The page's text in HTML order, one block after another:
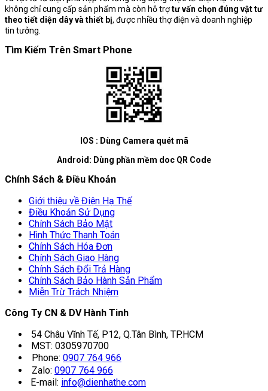
không chỉ cung cấp sản phẩm mà còn hỗ trợtư vấn chọn đúng vật tư
theo tiết diện dây và thiết bị, được nhiều thợ điện và doanh nghiệp
tin tưởng.
Tìm Kiếm Trên Smart Phone
IOS : Dùng Camera quét mã
Android: Dùng phần mềm doc QR Code
Chính Sách & Điều Khoản
Giới thiệu về Điện Hạ Thế
Điều Khoản Sử Dụng
Chính Sách Bảo Mật
Hình Thức Thanh Toán
Chính Sách Hóa Đơn
Chính Sách Giao Hàng
Chính Sách Đổi Trả Hàng
Chính Sách Bảo Hành Sản Phẩm
Miễn Trừ Trách Nhiệm
Công Ty CN & DV Hành Tinh
54 Châu Vĩnh Tế, P12, Q.Tân Bình, TP.HCM
MST: 0305970700
Phone: 0907 764 966
Zalo: 0907 764 966
E-mail: info@dienhathe.com